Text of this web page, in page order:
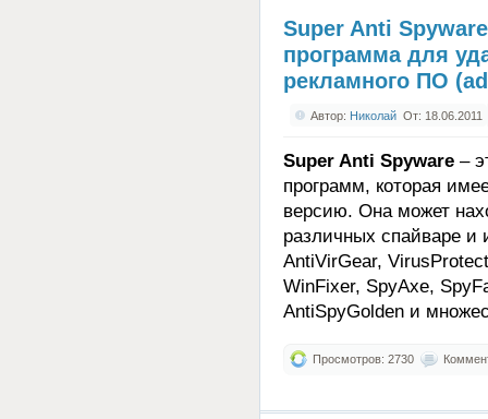
Super Anti
программа для
рекламного ПО
Автор: Николай От: 18.06.2011
Super Anti Spyware –
программ, которая
версию. Она может
различных спайваре и
AntiVirGear,
WinFixer, SpyAxe,
AntiSpyGolden и
Просмотров: 2730